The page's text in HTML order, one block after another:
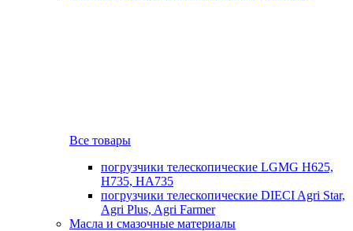
Все товары
погрузчики телескопические LGMG H625,
H735, HA735
погрузчики телескопические DIECI Agri Star,
Agri Plus, Agri Farmer
Масла и смазочные материалы